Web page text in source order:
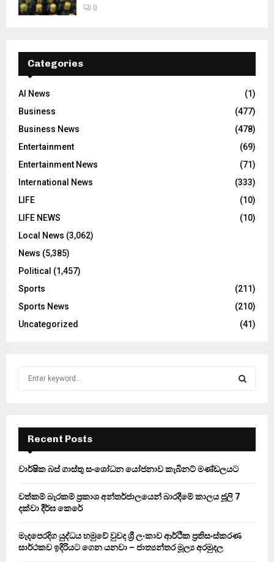
0
Categories
AI News
(1)
Business
(477)
Business News
(478)
Entertainment
(69)
Entertainment News
(71)
International News
(333)
LIFE
(10)
LIFE NEWS
(10)
Local News (3,062)
News (5,385)
Political (1,457)
Sports
(211)
Sports News
(210)
Uncategorized
(41)
f
r
E
A
Recent Posts
වාර්ෂික බස් ගාස්තු සංශෝධන යෝජනාව කැබිනට් මණ්ඩලයට
වත්කම් බැරකම් ප්‍රකාශ අන්තර්ජාලයෙන් බාරදීමේ කාලය ජූලි 7
දක්වා දීර්ඝ කෙරේ
මැදපෙරදිග යුද්ධය හමුවේ වුවද ශ්‍රී ලංකාව ආර්ථික ප්‍රතිසංස්කරණ
සාර්ථකව ඉදිරියට ගෙන යනවා – ජාත්‍යන්තර මූල්‍ය අරමුදල